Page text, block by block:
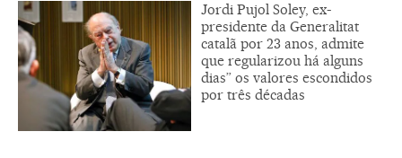
Jordi Pujol Soley, ex-
presidente da Generalitat
catalã por 23 anos, admite
que regularizou há alguns
dias” os valores escondidos
por três décadas